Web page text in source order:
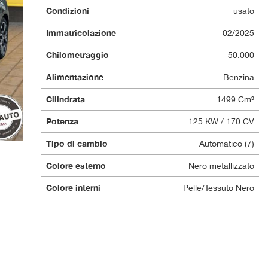
Condizioni usato
Immatricolazione 02/2025
Chilometraggio 50.000
Alimentazione Benzina
Cilindrata 1499 Cm³
Potenza 125 KW / 170 CV
Tipo di cambio Automatico (7)
Colore esterno Nero metallizzato
Colore interni Pelle/Tessuto Nero